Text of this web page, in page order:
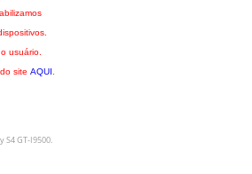
usuário.
site AQUI
S4 GT-I9500.